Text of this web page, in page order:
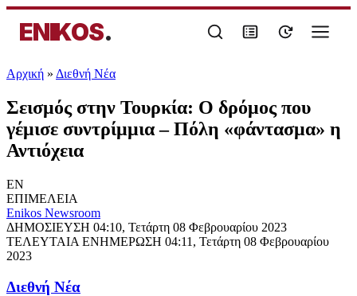
ENIKOS.
Αρχική » Διεθνή Νέα
Σεισμός στην Τουρκία: Ο δρόμος που
γέμισε συντρίμμια – Πόλη «φάντασμα» η
Αντιόχεια
EN
ΕΠΙΜΕΛΕΙΑ
Enikos Newsroom
ΔΗΜΟΣΙΕΥΣΗ 04:10, Τετάρτη 08 Φεβρουαρίου 2023
ΤΕΛΕΥΤΑΙΑ ΕΝΗΜΕΡΩΣΗ 04:11, Τετάρτη 08 Φεβρουαρίου
2023
Διεθνή Νέα